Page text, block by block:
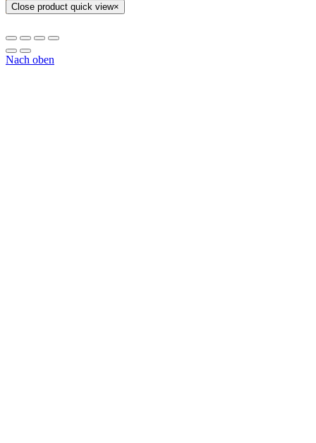
Close product quick view×
Nach oben